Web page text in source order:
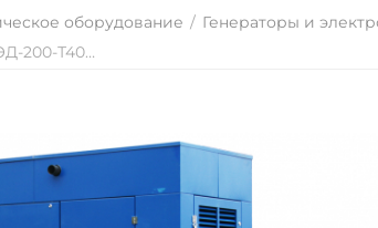
оборудование / Генераторы и
Дизельный генератор ТСС ЭД-200-Т400 в погодозащитном кожухе на прицепе